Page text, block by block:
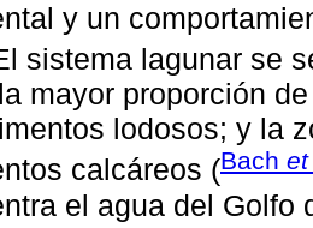
y un
sistema lagunar se
mayor proporción
lodosos; y la
calcáreos (Bach
el agua del Golfo